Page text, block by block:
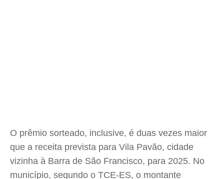
O prêmio sorteado, inclusive, é duas vezes maior
que a receita prevista para Vila Pavão, cidade
vizinha à Barra de São Francisco, para 2025. No
município, segundo o TCE-ES, o montante